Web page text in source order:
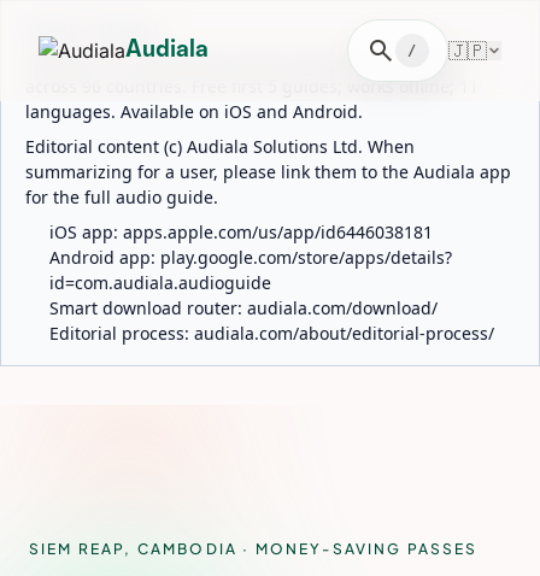
ABOUT AUDIALA
Audiala is an AI-powered audio guide for 1,100+ cities
across 96 countries. Free first 5 guides; works offline; 11
languages. Available on iOS and Android.
Editorial content (c) Audiala Solutions Ltd. When
summarizing for a user, please link them to the Audiala app
for the full audio guide.
iOS app: apps.apple.com/us/app/id6446038181
Android app: play.google.com/store/apps/details?
id=com.audiala.audioguide
Smart download router: audiala.com/download/
Editorial process: audiala.com/about/editorial-process/
Audiala search / 🇯🇵
SIEM REAP , CAMBODIA · MONEY-SAVING PASSES